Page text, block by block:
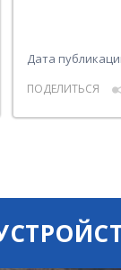
Дата
ПОДЕЛИТЬСЯ